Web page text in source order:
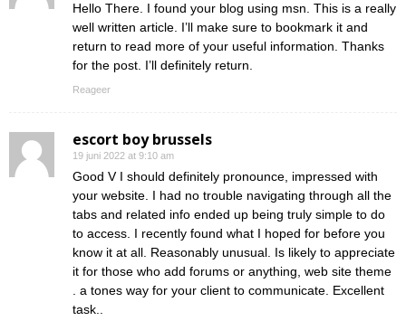
Hello There. I found your blog using msn. This is a really
well written article. I’ll make sure to bookmark it and
return to read more of your useful information. Thanks
for the post. I’ll definitely return.
Reageer
escort boy brussels
19 juni 2022 at 9:10 am
Good V I should definitely pronounce, impressed with
your website. I had no trouble navigating through all the
tabs and related info ended up being truly simple to do
to access. I recently found what I hoped for before you
know it at all. Reasonably unusual. Is likely to appreciate
it for those who add forums or anything, web site theme
. a tones way for your client to communicate. Excellent
task..